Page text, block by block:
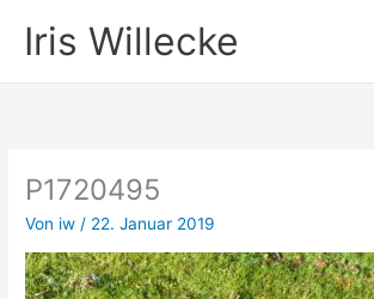
InhaltIris Willecke
P1720495
Von iw / 22. Januar 2019